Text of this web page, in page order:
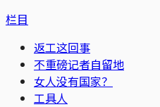
栏目
返工这回事
不重磅记者自留地
女人没有国家？
工具人